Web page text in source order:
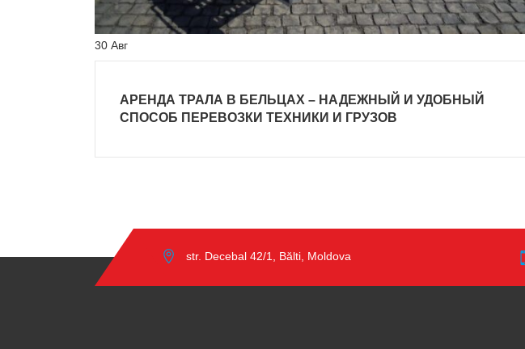
30 Авг
АРЕНДА ТРАЛА В БЕЛЬЦАХ – НАДЕЖНЫЙ И УДОБНЫЙ
СПОСОБ ПЕРЕВОЗКИ ТЕХНИКИ И ГРУЗОВ
str. Decebal 42/1, Bălti, Moldova